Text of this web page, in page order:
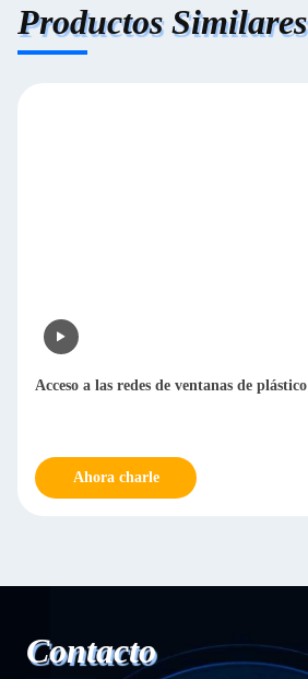
Productos Similares
Acceso a las redes de ventanas de plástico
Ahora charle
Contacto